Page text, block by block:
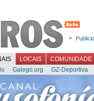
LOCAIS COMUNIDADE
Galego.org GZ-Deportiva